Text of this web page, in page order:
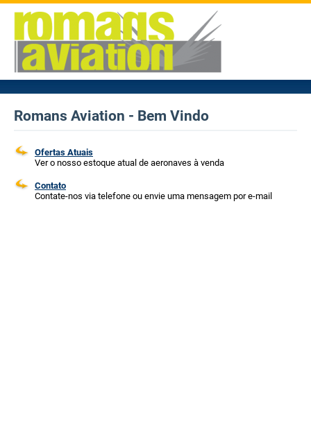
Romans Aviation - Bem Vindo
Ofertas Atuais
Ver o nosso estoque atual de aeronaves à venda
Contato
Contate-nos via telefone ou envie uma mensagem por e-mail